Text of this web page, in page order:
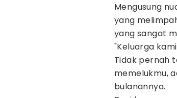
Mengusung
yang
yang sangat
"Keluarga
Tidak pernah
memelukmu,
bulanannya.